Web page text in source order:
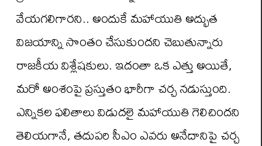
వేయగలిగారని.. అందుకే మహాయుతి అద్భుత
విజయాన్ని సొంతం చేసుకుందని చెబుతున్నారు
రాజకీయ విశ్లేషకులు. ఇదంతా ఒక ఎత్తు అయితే,
మరో అంశంపై ప్రస్తుతం భారీగా చర్చ నడుస్తుంది.
ఎన్నికల ఫలితాలు విడుదలై మహాయుతి గెలిచిందని
తెలియగానే, తదుపరి సీఎం ఎవరు అనేదానిపై చర్చ